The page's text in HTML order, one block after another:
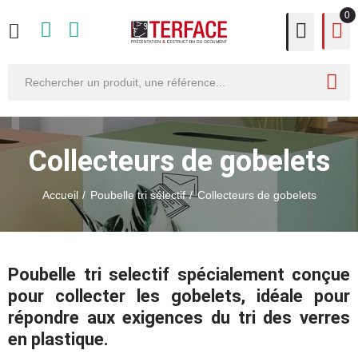
0
Collecteurs de gobelets
Accueil Poubelle tri sélectif Collecteurs de gobelets
Poubelle tri selectif spécialement conçue
pour collecter les gobelets, idéale pour
répondre aux exigences du tri des verres
en plastique.